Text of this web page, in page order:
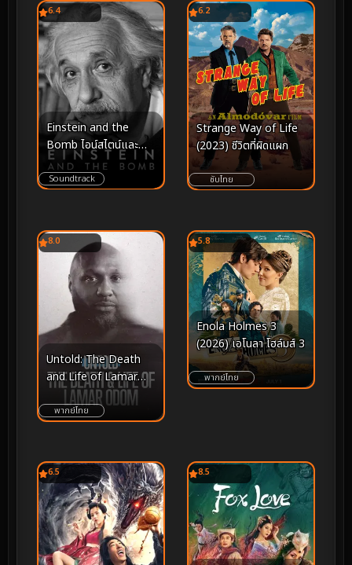
6.4
Einstein and the
Bomb ไอน์สไตน์และ
ระเบิด (2024)
Soundtrack
6.2
Strange Way of Life
(2023) ชีวิตที่ผิดแผก
ซับไทย
8.0
Untold: The Death
and Life of Lamar
Odom (2026) – มหา
กาพย์แห่งความรุ่งโรจน์
พากย์ไทย
5.8
Enola Holmes 3
(2026) เอโนลา โฮล์มส์ 3
พากย์ไทย
6.5 8.5